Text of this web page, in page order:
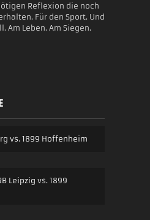
Reflexion die noch
Für den Sport. Und
Am Leben. Am Siegen.
vs. 1899 Hoffenheim
Leipzig vs. 1899